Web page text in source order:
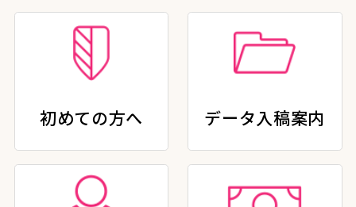
初めての方へ データ入稿案内